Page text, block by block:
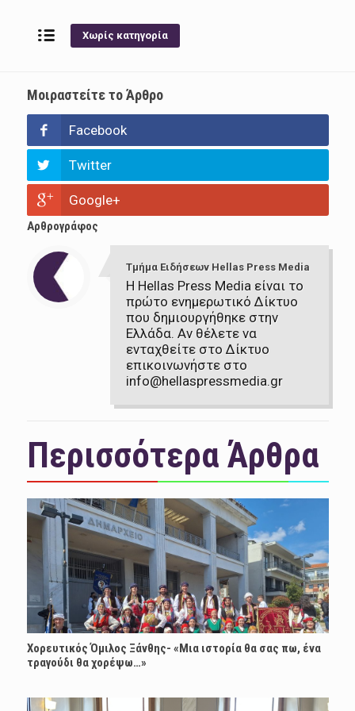
Χωρίς κατηγορία
Μοιραστείτε το Άρθρο
Facebook
Twitter
Google+
Αρθρογράφος
Τμήμα Ειδήσεων Hellas Press Media
Η Hellas Press Media είναι το
πρώτο ενημερωτικό Δίκτυο
που δημιουργήθηκε στην
Ελλάδα. Αν θέλετε να
ενταχθείτε στο Δίκτυο
επικοινωνήστε στο
info@hellaspressmedia.gr
Περισσότερα Άρθρα
Χορευτικός Όμιλος Ξάνθης- «Mια ιστορία θα σας πω, ένα
τραγούδι θα χορέψω…»